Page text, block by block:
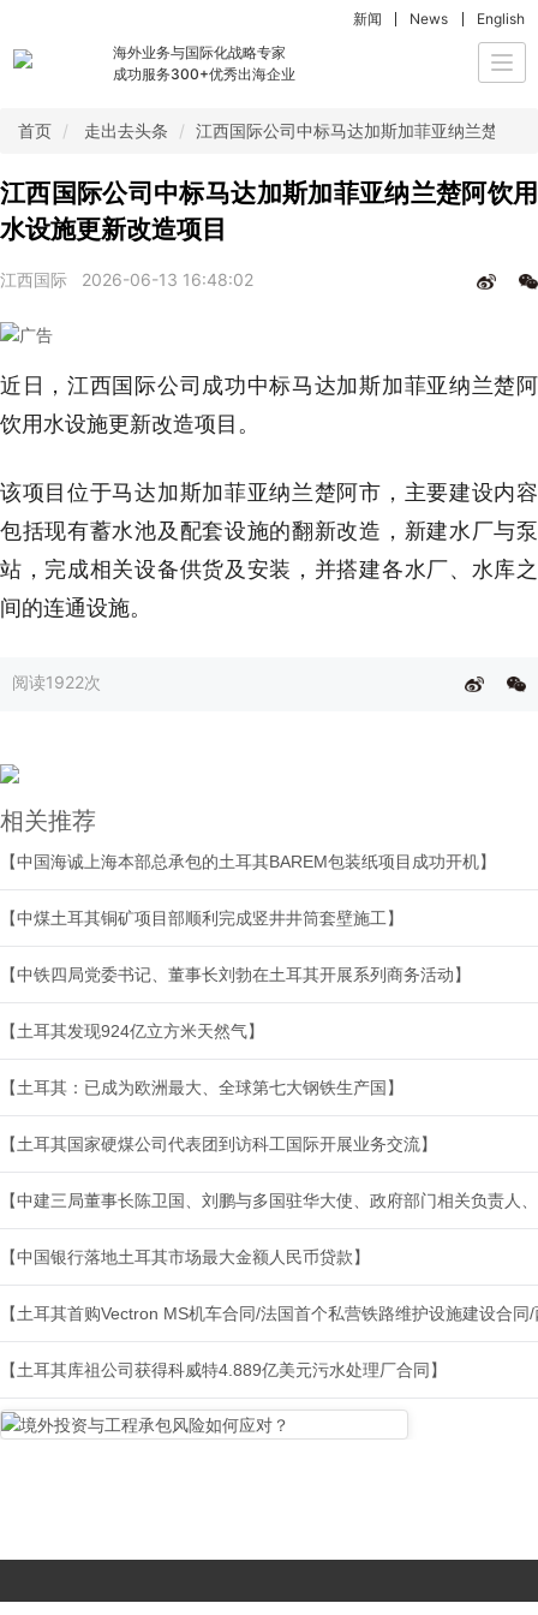
海外业务与国际化战略专家
成功服务300+优秀出海企业
新闻 News English
首页 走出去头条 江西国际公司中标马达加斯加菲亚纳兰楚阿
江西国际公司中标马达加斯加菲亚纳兰楚阿饮用
水设施更新改造项目
江西国际 2026-06-13 16:48:02
近日，江西国际公司成功中标马达加斯加菲亚纳兰楚阿
饮用水设施更新改造项目。
该项目位于马达加斯加菲亚纳兰楚阿市，主要建设内容
包括现有蓄水池及配套设施的翻新改造，新建水厂与泵
站，完成相关设备供货及安装，并搭建各水厂、水库之
间的连通设施。
阅读1922次
相关推荐
【中国海诚上海本部总承包的土耳其BAREM包装纸项目成功开机】
【中煤土耳其铜矿项目部顺利完成竖井井筒套壁施工】
【中铁四局党委书记、董事长刘勃在土耳其开展系列商务活动】
【土耳其发现924亿立方米天然气】
【土耳其：已成为欧洲最大、全球第七大钢铁生产国】
【土耳其国家硬煤公司代表团到访科工国际开展业务交流】
【中建三局董事长陈卫国、刘鹏与多国驻华大使、政府部门相关负责人
【中国银行落地土耳其市场最大金额人民币贷款】
【土耳其首购Vectron MS机车合同/法国首个私营铁路维护设施建设合
【土耳其库祖公司获得科威特4.889亿美元污水处理厂合同】